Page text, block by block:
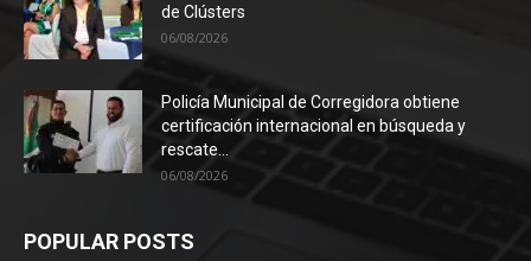
de Clústers
06/08/2026
Policía Municipal de Corregidora obtiene
certificación internacional en búsqueda y
rescate...
06/08/2026
POPULAR POSTS